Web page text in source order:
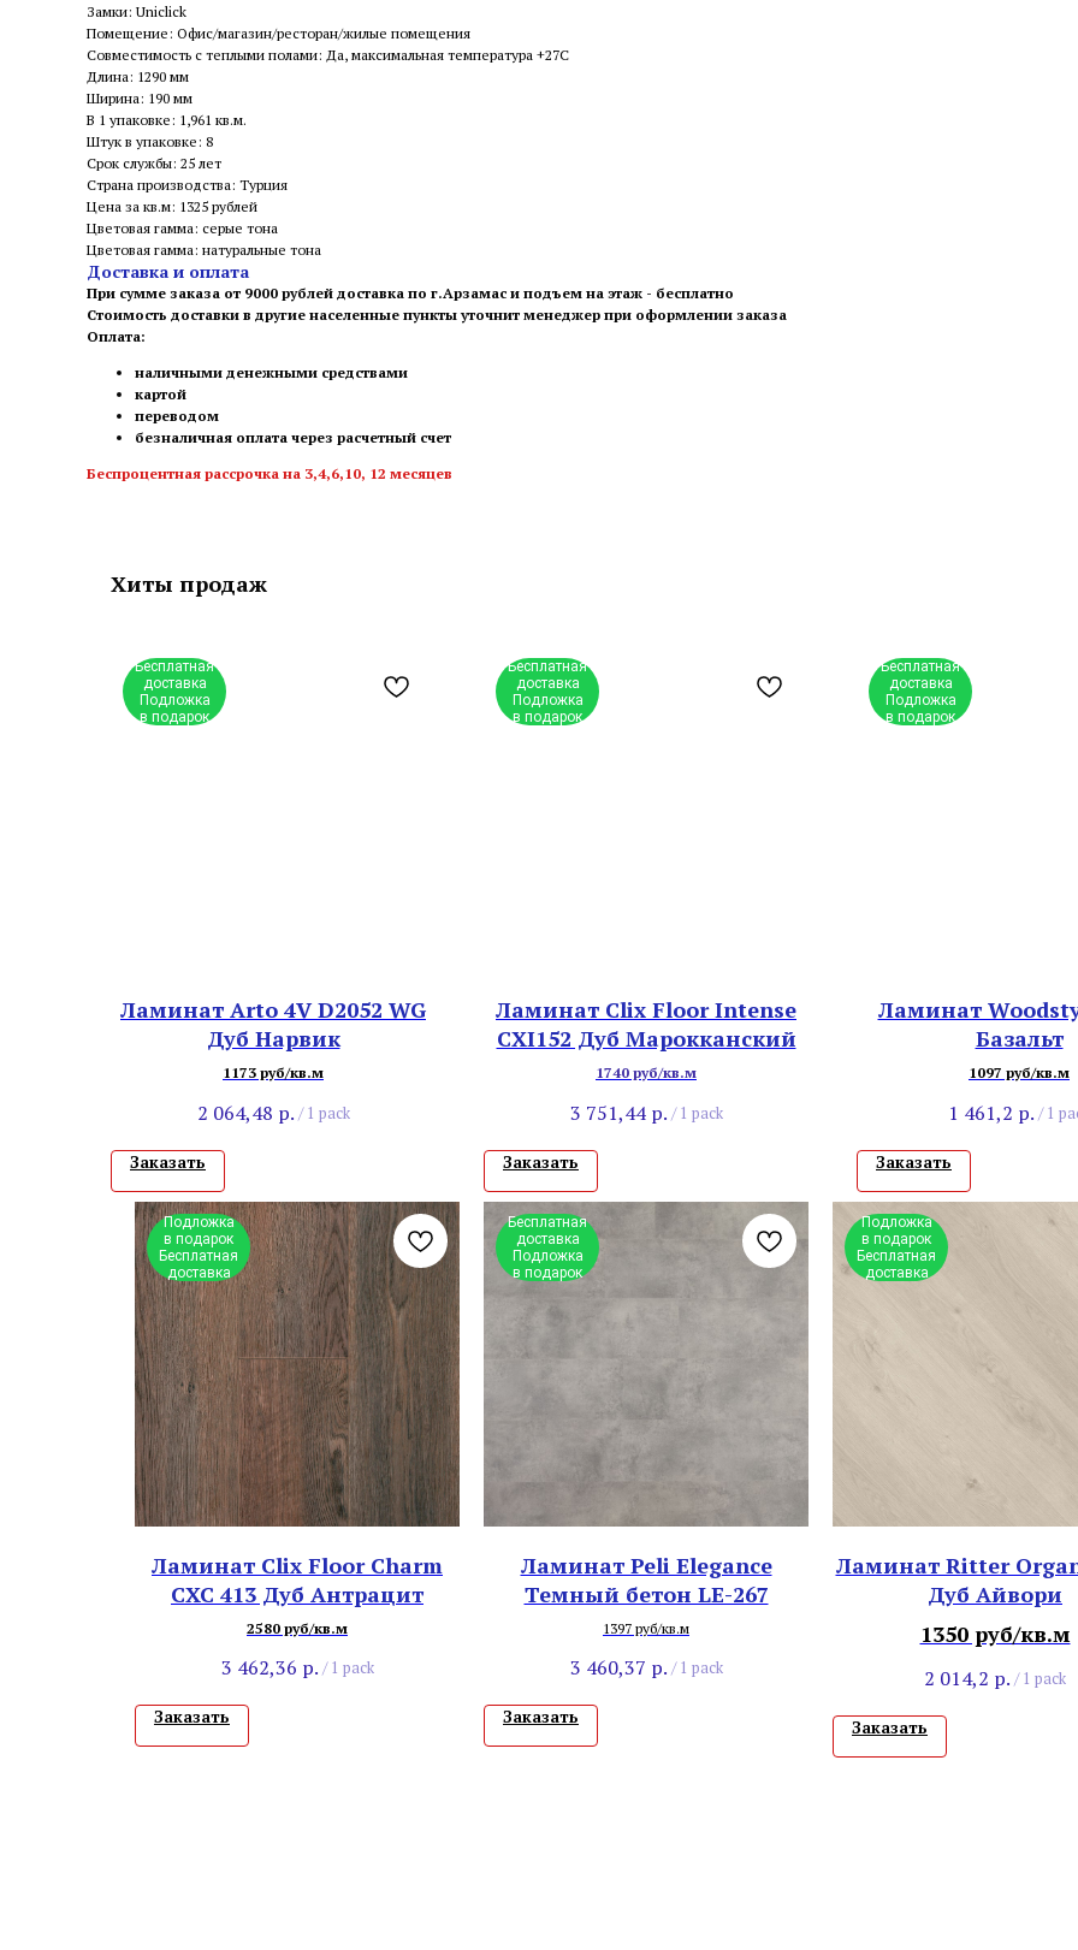
Замки: Uniclick
Помещение: Офис/магазин/ресторан/жилые помещения
Совместимость с теплыми полами: Да, максимальная температура +27С
Длина: 1290 мм
Ширина: 190 мм
В 1 упаковке: 1,961 кв.м.
Штук в упаковке: 8
Срок службы: 25 лет
Страна производства: Турция
Цена за кв.м: 1325 рублей
Цветовая гамма: серые тона
Цветовая гамма: натуральные тона
Доставка и оплата
При сумме заказа от 9000 рублей доставка по г.Арзамас и подъем на этаж - бесплатно
Стоимость доставки в другие населенные пункты уточнит менеджер при оформлении заказа
Оплата:
наличными денежными средствами
картой
переводом
безналичная оплата через расчетный счет
Беспроцентная рассрочка на 3,4,6,10, 12 месяцев
Хиты продаж
Бесплатная
доставка
Подложка
в подарок
Ламинат Arto 4V D2052 WG
Дуб Нарвик
1173 руб/кв.м
2 064,48 р. / 1 pack
Заказать
Бесплатная
доставка
Подложка
в подарок
Ламинат Clix Floor Intense
CXI152 Дуб Марокканский
1740 руб/кв.м
3 751,44 р. / 1 pack
Заказать
Бесплатная
доставка
Подложка
в подарок
Ламинат
Базальт
1097 руб/кв.м
1 461,2 р. / 1
Заказать
Подложка
в подарок
Бесплатная
доставка
Ламинат Clix Floor Charm
CXC 413 Дуб Антрацит
2580 руб/кв.м
3 462,36 р. / 1 pack
Заказать
Бесплатная
доставка
Подложка
в подарок
Ламинат Peli Elegance
Темный бетон LE-267
1397 руб/кв.м
3 460,37 р. / 1 pack
Заказать
Подложка
в подарок
Бесплатная
доставка
Ламинат Ritter
Дуб Айвори
1350 руб/кв.м
2 014,2 р. / 1 pack
Заказать